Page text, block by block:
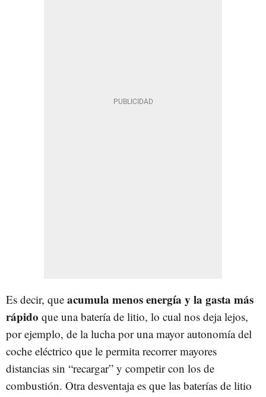
Es decir, que acumula menos energía y la gasta más
rápido que una batería de litio, lo cual nos deja lejos,
por ejemplo, de la lucha por una mayor autonomía del
coche eléctrico que le permita recorrer mayores
distancias sin “recargar” y competir con los de
combustión. Otra desventaja es que las baterías de litio